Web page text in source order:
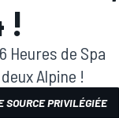
!
Heures de Spa
Alpine !
SOURCE PRIVILÉGIÉE